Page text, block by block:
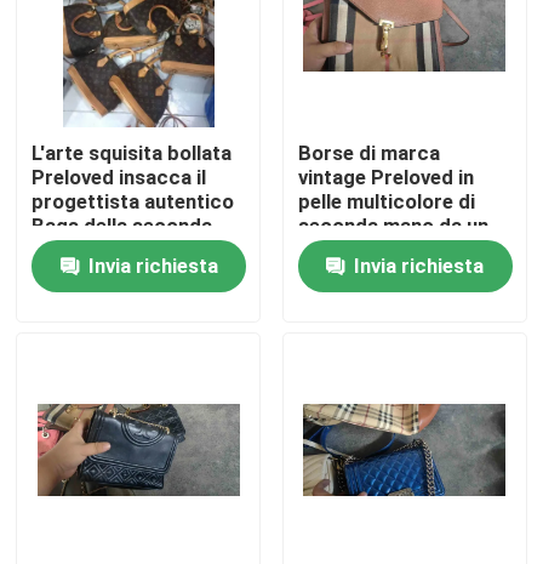
Giro della fabbrica
Controllo di qualità
Contattici
Richieda una citazione
Abbigliamento per bambini primari
Scarpe degli uomini della seconda mano
L'arte squisita bollata
Preloved insacca il
progettista autentico
Bags della seconda
mano
Invia richiesta
Borse di marca
vintage Preloved in
pelle multicolore di
seconda mano da un
chilogrammo
Invia richiesta